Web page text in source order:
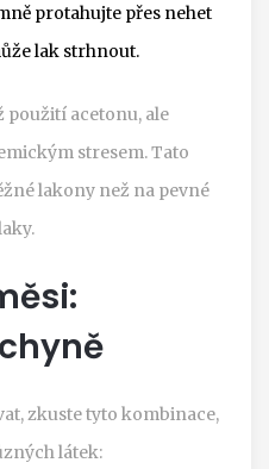
protahujte přes nehet
lak strhnout.
použití acetonu, ale
stresem. Tato
lakony než na pevné
zkuste tyto kombinace,
látek: